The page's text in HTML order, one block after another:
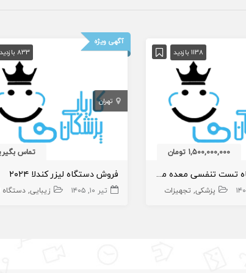
تجهیزات
1138 بازدید
1,500,000,000 تومان
فروش دستگاه تست تنفسی معده مدل HUBT ۲۰
پزشکی تجهیزات
آگهی ویژه
833 بازدید
تهران
تماس
فروش دستگاه لیزر کندلا ۲۰۲۴
تیر ۱۰, ۱۴۰۵ زیبایی دستگاه